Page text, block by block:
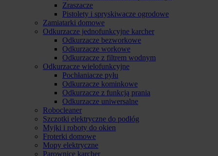
Zraszacze
Pistolety i spryskiwacze ogrodowe
Zamiatarki domowe
Odkurzacze jednofunkcyjne karcher
Odkurzacze bezworkowe
Odkurzacze workowe
Odkurzacze z filtrem wodnym
Odkurzacze wielofunkcyjne
Pochłaniacze pyłu
Odkurzacze kominkowe
Odkurzacze z funkcją prania
Odkurzacze uniwersalne
Robocleaner
Szczotki elektryczne do podłóg
Myjki i roboty do okien
Froterki domowe
Mopy elektryczne
Parownice karcher